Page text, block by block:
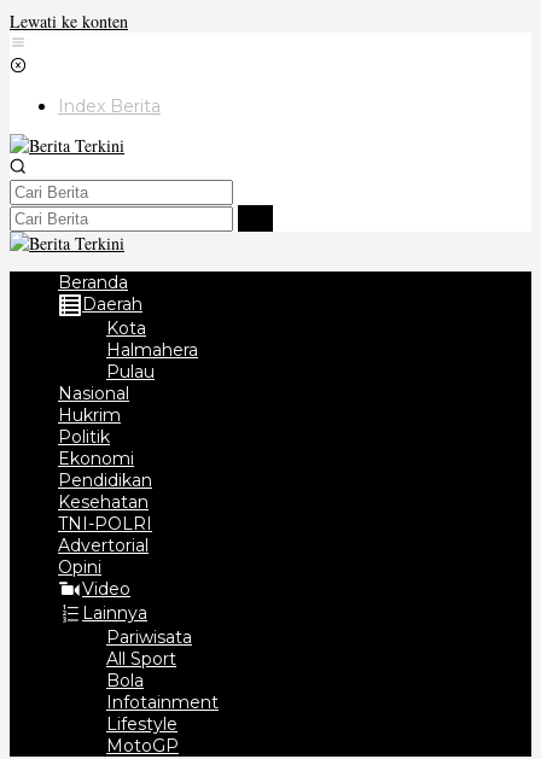
Lewati ke konten
Index Berita
Beranda
Daerah
Kota
Halmahera
Pulau
Nasional
Hukrim
Politik
Ekonomi
Pendidikan
Kesehatan
TNI-POLRI
Advertorial
Opini
Video
Lainnya
Pariwisata
All Sport
Bola
Infotainment
Lifestyle
MotoGP